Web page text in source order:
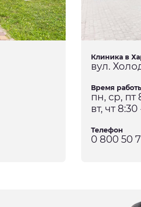
Клиника в
вул.
Время
пн, ср, пт
вт, чт 8:30
Телефон
0 800 50